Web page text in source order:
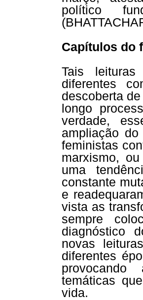
político
Capítulos do
Tais
diferentes
descoberta
longo
verdade,
ampliação
feministas
marxismo,
uma
constante
e
vista as
sempre
diagnóstico
novas
diferentes
temáticas
vida.